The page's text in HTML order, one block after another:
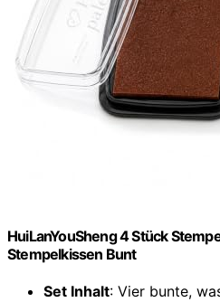
HuiLanYouSheng 4 Stück
Stempelkissen Bunt
Set Inhalt: Vier bunte,